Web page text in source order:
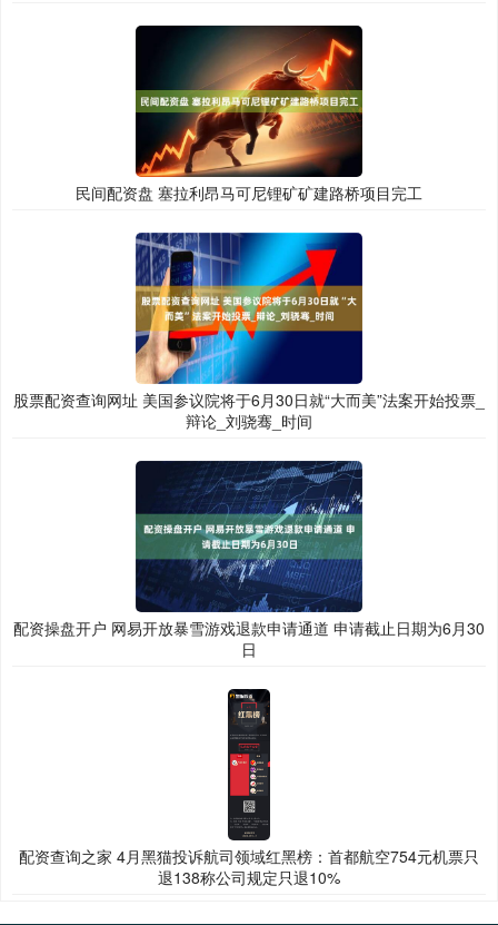
民间配资盘 塞拉利昂马可尼锂矿矿建路桥项目完工
股票配资查询网址 美国参议院将于6月30日就“大而美”法案开始投票_
辩论_刘骁骞_时间
配资操盘开户 网易开放暴雪游戏退款申请通道 申请截止日期为6月30
日
配资查询之家 4月黑猫投诉航司领域红黑榜：首都航空754元机票只
退138称公司规定只退10%